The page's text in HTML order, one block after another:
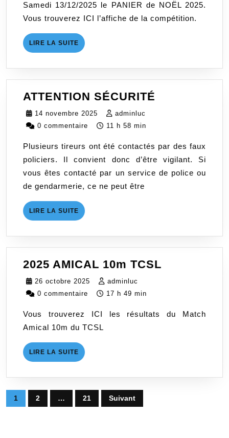
Samedi 13/12/2025 le PANIER de NOËL 2025.
Vous trouverez ICI l’affiche de la compétition.
LIRE LA SUITE LIRE
LA
ATTENTION SÉCURITÉ
14 novembre 2025
14
novembre
adminluc
0 commentaire
11 h 58 min
Plusieurs tireurs ont été contactés par des faux
policiers. Il convient donc d’être vigilant. Si
vous êtes contacté par un service de police ou
de gendarmerie, ce ne peut être
LIRE LA SUITE LIRE
LA
2025 AMICAL 10m TCSL
26 octobre 2025
26
octobre
adminluc
0 commentaire
17 h 49 min
Vous trouverez ICI les résultats du Match
Amical 10m du TCSL
LIRE LA SUITE LIRE
LA
Pagination
des
1 2 … 21 Suivant